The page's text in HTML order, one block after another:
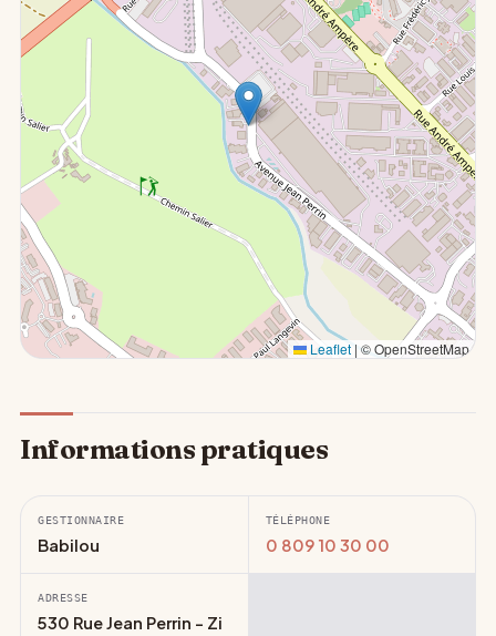
Leaflet | © OpenStreetMap
Informations pratiques
GESTIONNAIRE
Babilou
TÉLÉPHONE
0 809 10 30 00
ADRESSE
530 Rue Jean Perrin - Zi